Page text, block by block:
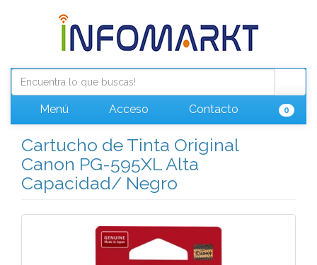
Menú Acceso Contacto 0
Cartucho de Tinta Original
Canon PG-595XL Alta
Capacidad/ Negro